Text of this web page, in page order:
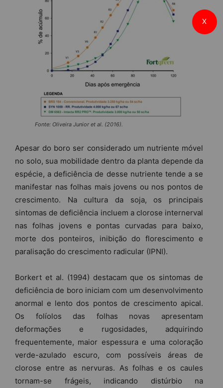
Fonte: Oliveira Junior et al. (2016).
Apesar do boro ser considerado um nutriente móvel
no solo, sua mobilidade dentro da planta depende da
espécie, a deficiência de desse nutriente tende a se
manifestar nas folhas mais jovens ou nos pontos de
crescimento. Na cultura da soja, os principais
sintomas de deficiência incluem a clorose internerval
nas folhas jovens e pontas curvadas para baixo,
morte dos ponteiros, inibição do florescimento e
paralisação do crescimento radicular (IPNI).
Borkert et al. (1994) destacam que os sintomas de
deficiência de boro iniciam com um desenvolvimento
anormal e lento dos pontos de crescimento apical.
Os folíolos das folhas novas apresentam
deformações e rugosidades, adquirindo
frequentemente, maior espessura e uma coloração
verde-azulado escuro, com possíveis áreas de
clorose entre as nervuras. As folhas e os caules
tornam-se frágeis, indicando distúrbio na
X